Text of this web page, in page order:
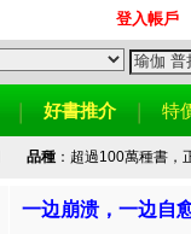
登入帳戶
好書推介 特
品種：超過100萬種書，
一边崩溃，一边自